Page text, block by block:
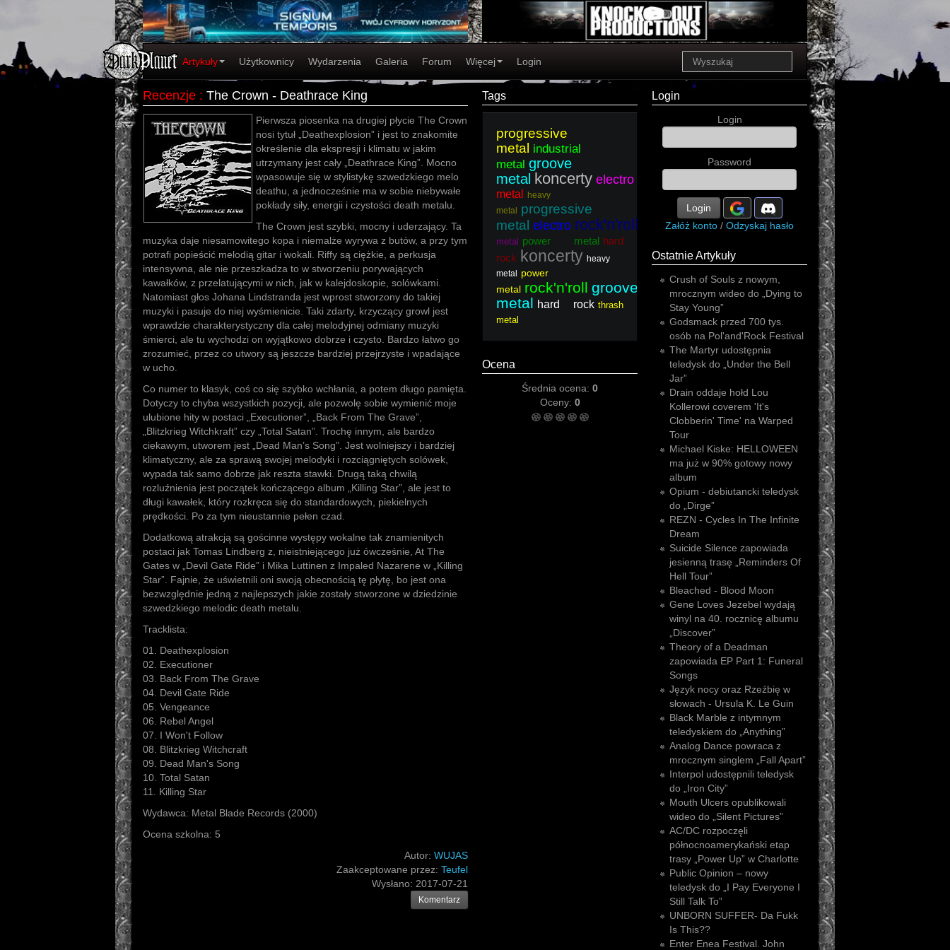
Artykuły Użytkownicy Wydarzenia Galeria Forum Więcej Login
Recenzje : The Crown - Deathrace King
Pierwsza piosenka na drugiej płycie The Crown
nosi tytuł „Deathexplosion” i jest to znakomite
określenie dla ekspresji i klimatu w jakim
utrzymany jest cały „Deathrace King”. Mocno
wpasowuje się w stylistykę szwedzkiego melo
deathu, a jednocześnie ma w sobie niebywałe
pokłady siły, energii i czystości death metalu.
The Crown jest szybki, mocny i uderzający. Ta
muzyka daje niesamowitego kopa i niemalże wyrywa z butów, a przy tym
potrafi popieścić melodią gitar i wokali. Riffy są ciężkie, a perkusja
intensywna, ale nie przeszkadza to w stworzeniu porywających
kawałków, z przelatującymi w nich, jak w kalejdoskopie, solówkami.
Natomiast głos Johana Lindstranda jest wprost stworzony do takiej
muzyki i pasuje do niej wyśmienicie. Taki zdarty, krzyczący growl jest
wprawdzie charakterystyczny dla całej melodyjnej odmiany muzyki
śmierci, ale tu wychodzi on wyjątkowo dobrze i czysto. Bardzo łatwo go
zrozumieć, przez co utwory są jeszcze bardziej przejrzyste i wpadające
w ucho.
Co numer to klasyk, coś co się szybko wchłania, a potem długo pamięta.
Dotyczy to chyba wszystkich pozycji, ale pozwolę sobie wymienić moje
ulubione hity w postaci „Executioner”, „Back From The Grave”,
„Blitzkrieg Witchkraft” czy „Total Satan”. Trochę innym, ale bardzo
ciekawym, utworem jest „Dead Man’s Song”. Jest wolniejszy i bardziej
klimatyczny, ale za sprawą swojej melodyki i rozciągniętych solówek,
wypada tak samo dobrze jak reszta stawki. Drugą taką chwilą
rozluźnienia jest początek kończącego album „Killing Star”, ale jest to
długi kawałek, który rozkręca się do standardowych, piekielnych
prędkości. Po za tym nieustannie pełen czad.
Dodatkową atrakcją są gościnne występy wokalne tak znamienitych
postaci jak Tomas Lindberg z, nieistniejącego już ówcześnie, At The
Gates w „Devil Gate Ride” i Mika Luttinen z Impaled Nazarene w „Killing
Star”. Fajnie, że uświetnili oni swoją obecnością tę płytę, bo jest ona
bezwzględnie jedną z najlepszych jakie zostały stworzone w dziedzinie
szwedzkiego melodic death metalu.
Tracklista:
01. Deathexplosion
02. Executioner
03. Back From The Grave
04. Devil Gate Ride
05. Vengeance
06. Rebel Angel
07. I Won't Follow
08. Blitzkrieg Witchcraft
09. Dead Man's Song
10. Total Satan
11. Killing Star
Wydawca: Metal Blade Records (2000)
Ocena szkolna: 5
Autor: WUJAS
Zaakceptowane przez: Teufel
Wysłano: 2017-07-21
Komentarz
Tags
progressive
metal industrial
metal groove
metal koncerty electro
metal
heavy
metal
progressive
metal electro rock'n'roll
thrash
metal power metal hard
rock koncerty heavy
metal
power
metal rock'n'roll groove
metal hard rock thrash
metal
Ocena
Średnia ocena: 0
Oceny: 0
Login
Login
Password
Login
Załóż konto / Odzyskaj hasło
Ostatnie Artykuły
Crush of Souls z nowym,
mrocznym wideo do „Dying to
Stay Young”
Godsmack przed 700 tys.
osób na Pol'and'Rock Festival
The Martyr udostępnia
teledysk do „Under the Bell
Jar”
Drain oddaje hołd Lou
Kollerowi coverem 'It's
Clobberin' Time' na Warped
Tour
Michael Kiske: HELLOWEEN
ma już w 90% gotowy nowy
album
Opium - debiutancki teledysk
do „Dirge”
REZN - Cycles In The Infinite
Dream
Suicide Silence zapowiada
jesienną trasę „Reminders Of
Hell Tour”
Bleached - Blood Moon
Gene Loves Jezebel wydają
winyl na 40. rocznicę albumu
„Discover”
Theory of a Deadman
zapowiada EP Part 1: Funeral
Songs
Język nocy oraz Rzeźbię w
słowach - Ursula K. Le Guin
Black Marble z intymnym
teledyskiem do „Anything”
Analog Dance powraca z
mrocznym singlem „Fall Apart”
Interpol udostępnili teledysk
do „Iron City”
Mouth Ulcers opublikowali
wideo do „Silent Pictures”
AC/DC rozpoczęli
północnoamerykański etap
trasy „Power Up” w Charlotte
Public Opinion – nowy
teledysk do „I Pay Everyone I
Still Talk To”
UNBORN SUFFER- Da Fukk
Is This??
Enter Enea Festival. John